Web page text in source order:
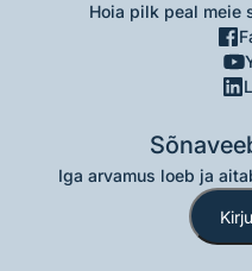
Hoia pilk peal meie
Iga arvamus loeb ja